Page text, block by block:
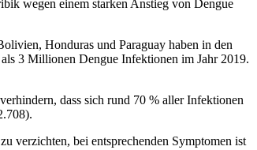
wegen einem starken Anstieg von Dengue
Honduras und Paraguay haben in den
3 Millionen Dengue Infektionen im Jahr 2019.
dass sich rund 70 % aller Infektionen
verzichten, bei entsprechenden Symptomen ist